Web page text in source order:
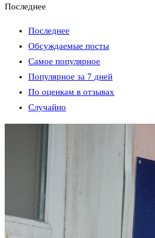
Последнее
Последнее
Обсуждаемые посты
Самое популярное
Популярное за 7 дней
По оценкам в отзывах
Случайно